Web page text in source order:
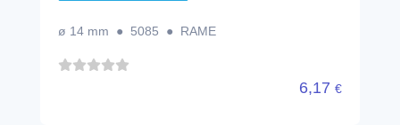
ø 14 mm ● 5085 ● RAME
6,17 €